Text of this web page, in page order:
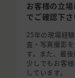
お客様の立
でご確認下さ
25年の現場経
査・写真撮影
す。また、最
少しでもお客
しています。